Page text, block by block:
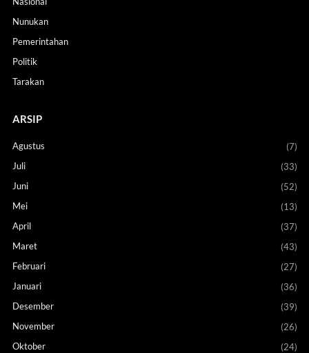
Nunukan
Pemerintahan
Politik
Tarakan
ARSIP
Agustus
(7)
Juli
(33)
Juni
(52)
Mei
(13)
April
(37)
Maret
(43)
Februari
(27)
Januari
(36)
Desember
(39)
November
(26)
Oktober
(24)